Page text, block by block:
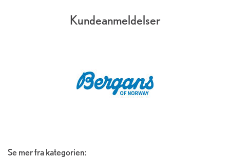
Kundeanmeldelser
Se mer fra kategorien: